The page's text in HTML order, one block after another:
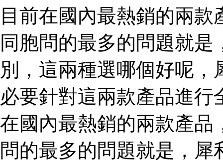
目前在國內最熱銷的兩
同胞問的最多的問題就
別，這兩種選哪個好呢，
必要針對這兩款產品進
在國內最熱銷的兩款產品
問的最多的問題就是，